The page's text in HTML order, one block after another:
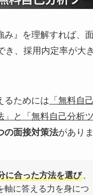
み』を理解すれば、
き、採用内定率が大
るためには 「無料自
」と「無料自己分析
の面接対策法がありま
に合った方法を選び、
軸に答える力を身につ